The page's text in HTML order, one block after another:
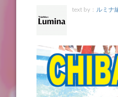
text by： ルミナ